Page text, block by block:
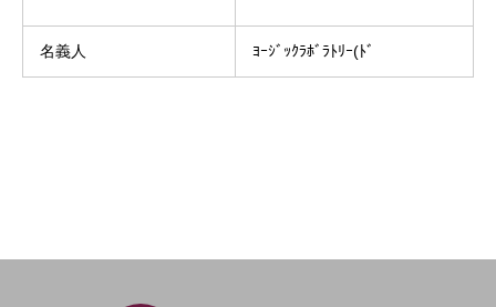
名義人 ﾖｰｼﾞｯｸﾗﾎﾞﾗﾄﾘｰ(ﾄﾞ